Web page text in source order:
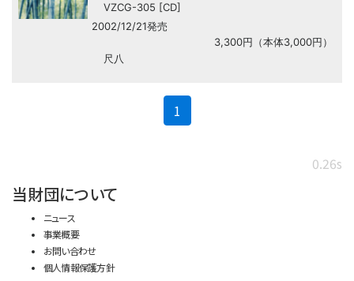
VZCG-305 [CD]
2002/12/21発売
3,300円（本体3,000円）
尺八
1
0.26s
当財団について
ニュース
事業概要
お問い合わせ
個人情報保護方針